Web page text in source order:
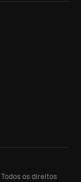
Todos os direitos